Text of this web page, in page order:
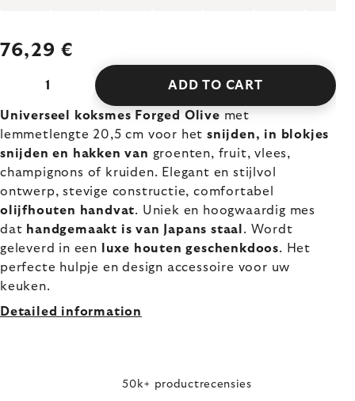
76,29 €
ADD TO CART
Universeel koksmes Forged Olive met
lemmetlengte 20,5 cm voor hetsnijden, in blokjes
snijden en hakken van groenten, fruit, vlees,
champignons of kruiden. Elegant en stijlvol
ontwerp, stevige constructie, comfortabel
olijfhouten handvat. Uniek en hoogwaardig mes
dat handgemaakt is van Japans staal . Wordt
geleverd in een
luxe houten geschenkdoos. Het
perfecte hulpje en design accessoire voor uw
keuken.
Detailed information
50k+ productrecensies